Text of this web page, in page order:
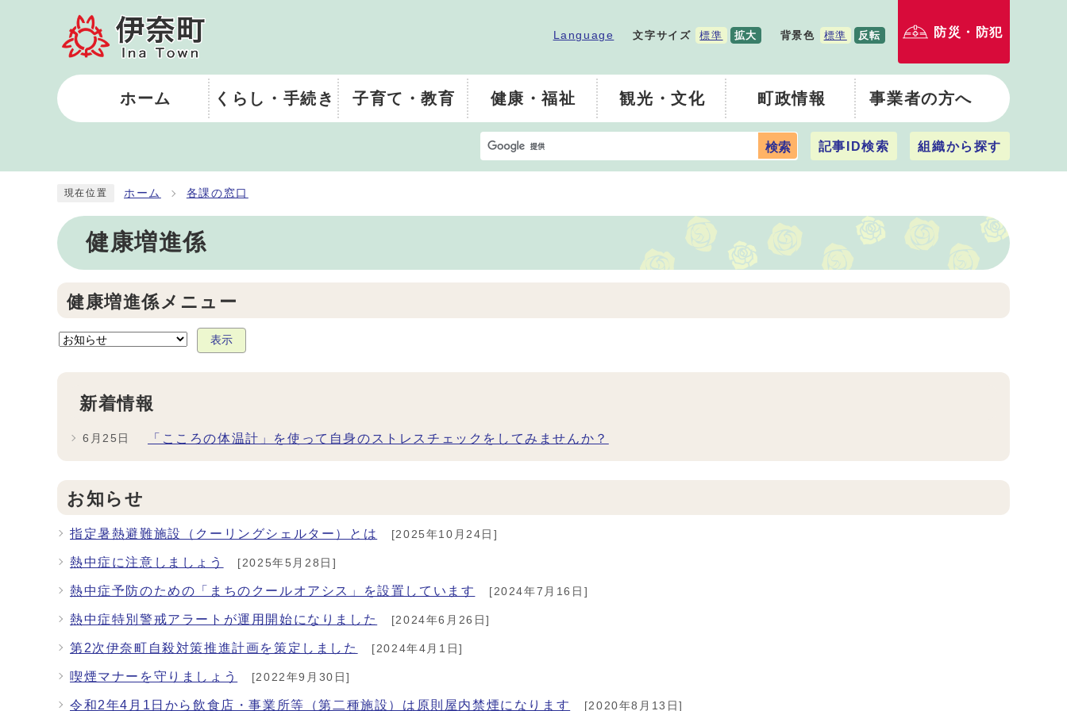
Language 文字サイズ 標準 拡大 背景色 標準 反転 防災・防犯
ホーム くらし・手続き 子育て・教育 健康・福祉 観光・文化 町政情報 事業者の方へ
検索 記事ID検索 組織から探す
現在位置 ホーム 各課の窓口
健康増進係
健康増進係メニュー
表示
新着情報
6月25日 「こころの体温計」を使って自身のストレスチェックをしてみませんか？
お知らせ
指定暑熱避難施設（クーリングシェルター）とは [2025年10月24日]
熱中症に注意しましょう [2025年5月28日]
熱中症予防のための「まちのクールオアシス」を設置しています [2024年7月16日]
熱中症特別警戒アラートが運用開始になりました [2024年6月26日]
第2次伊奈町自殺対策推進計画を策定しました [2024年4月1日]
喫煙マナーを守りましょう [2022年9月30日]
令和2年4月1日から飲食店・事業所等（第二種施設）は原則屋内禁煙になります [2020年8月13日]